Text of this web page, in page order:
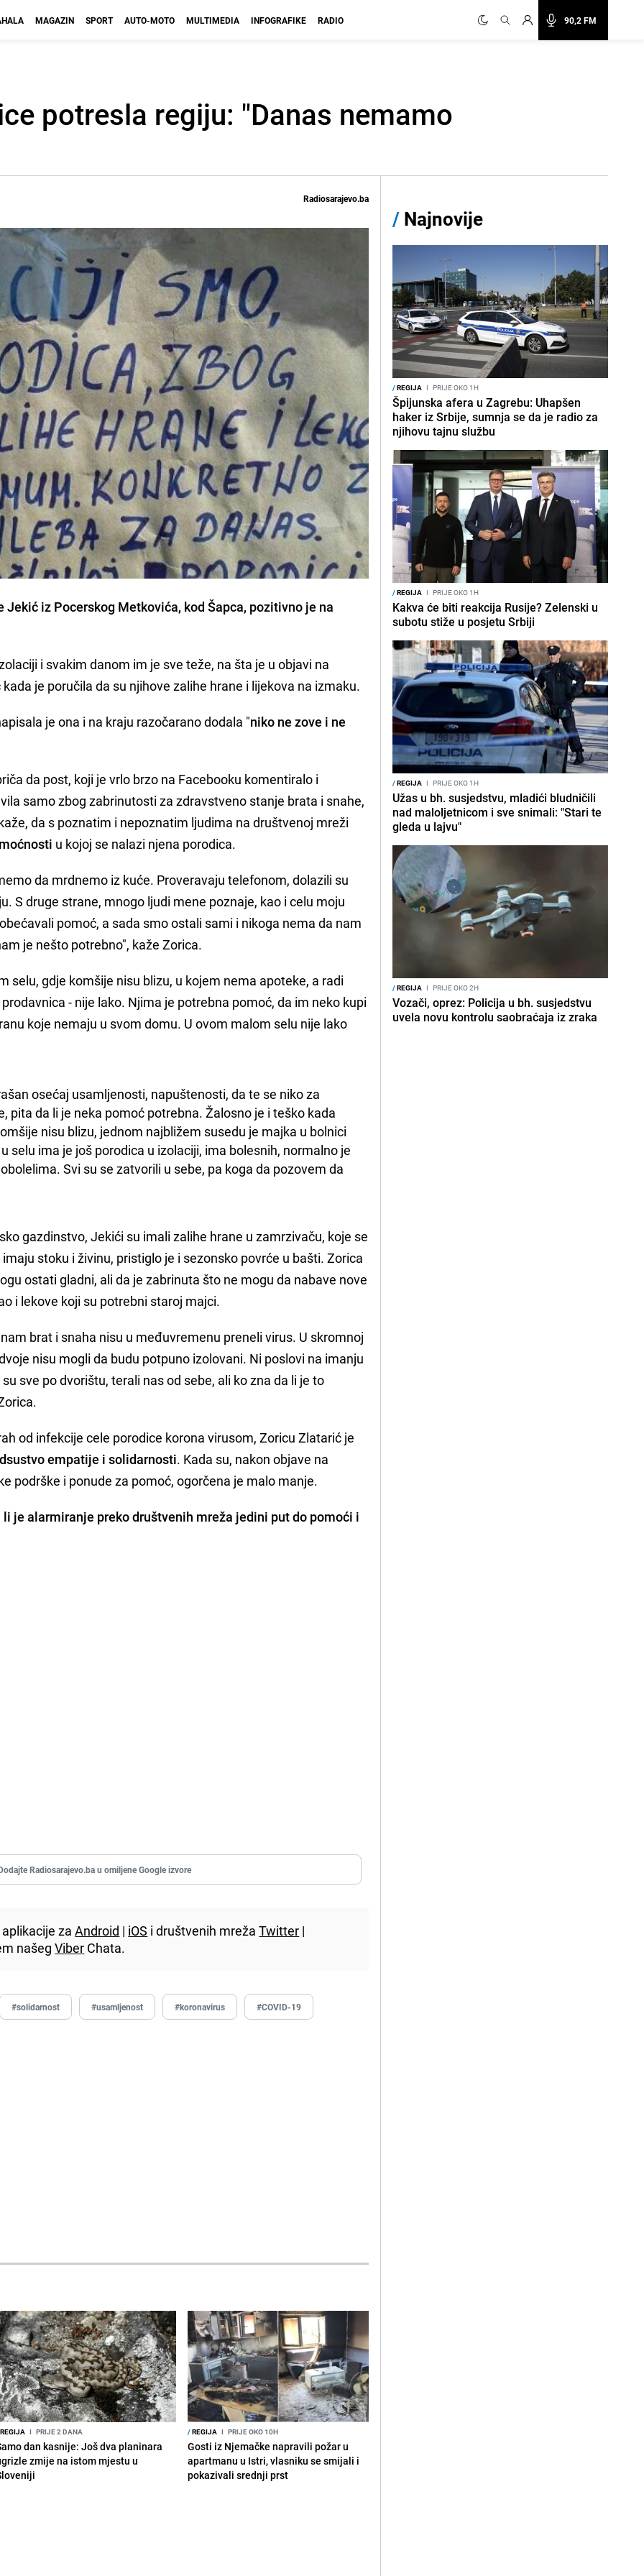
90,2 FM
MAGAZIN SPORT AUTO-MOTO MULTIMEDIA INFOGRAFIKE RADIO
potresla regiju: "Danas nemamo
Radiosarajevo.ba
Jekić iz Pocerskog Metkovića, kod Šapca, pozitivno je na
i svakim danom im je sve teže, na šta je u objavi na
kada je poručila da su njihove zalihe hrane i lijekova na izmaku.
je ona i na kraju razočarano dodala "niko ne zove i ne
da post, koji je vrlo brzo na Facebooku komentiralo i
samo zbog zabrinutosti za zdravstveno stanje brata i snahe,
da s poznatim i nepoznatim ljudima na društvenoj mreži
u kojoj se nalazi njena porodica.
da mrdnemo iz kuće. Proveravaju telefonom, dolazili su
S druge strane, mnogo ljudi mene poznaje, kao i celu moju
pomoć, a sada smo ostali sami i nikoga nema da nam
je nešto potrebno", kaže Zorica.
selu, gdje komšije nisu blizu, u kojem nema apoteke, a radi
- nije lako. Njima je potrebna pomoć, da im neko kupi
koje nemaju u svom domu. U ovom malom selu nije lako
osećaj usamljenosti, napuštenosti, da te se niko za
pita da li je neka pomoć potrebna. Žalosno je i teško kada
nisu blizu, jednom najbližem susedu je majka u bolnici
selu ima je još porodica u izolaciji, ima bolesnih, normalno je
Svi su se zatvorili u sebe, pa koga da pozovem da
gazdinstvo, Jekići su imali zalihe hrane u zamrzivaču, koje se
stoku i živinu, pristiglo je i sezonsko povrće u bašti. Zorica
ostati gladni, ali da je zabrinuta što ne mogu da nabave nove
i lekove koji su potrebni staroj majci.
brat i snaha nisu u međuvremenu preneli virus. U skromnoj
nisu mogli da budu potpuno izolovani. Ni poslovi na imanju
sve po dvorištu, terali nas od sebe, ali ko zna da li je to
od infekcije cele porodice korona virusom, Zoricu Zlatarić je
empatije i solidarnosti. Kada su, nakon objave na
podrške i ponude za pomoć, ogorčena je malo manje.
li je alarmiranje preko društvenih mreža jedini put do pomoći i
Radiosarajevo.ba u omiljene Google izvore
zaAndroid | iOS i društvenih mrežaTwitter |
našegViber Chata.
#solidarnost #usamljenost #koronavirus #COVID-19
I PRIJE 2 DANA
dan kasnije: Još dva planinara
zmije na istom mjestu u
/REGIJA I PRIJE OKO 10H
Gosti iz Njemačke napravili požar u
apartmanu u Istri, vlasniku se smijali i
pokazivali srednji prst
/ Najnovije
/REGIJA I PRIJE OKO 1H
Špijunska afera u Zagrebu: Uhapšen
haker iz Srbije, sumnja se da je radio za
njihovu tajnu službu
/REGIJA I PRIJE OKO 1H
Kakva će biti reakcija Rusije? Zelenski u
subotu stiže u posjetu Srbiji
/REGIJA I PRIJE OKO 1H
Užas u bh. susjedstvu, mladići bludničili
nad maloljetnicom i sve snimali: "Stari te
gleda u lajvu"
/REGIJA I PRIJE OKO 2H
Vozači, oprez: Policija u bh. susjedstvu
uvela novu kontrolu saobraćaja iz zraka